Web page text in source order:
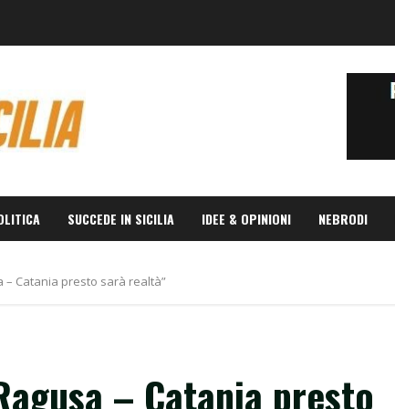
SUCCEDE IN SICILIA IDEE & OPINIONI NEBRODI
– Catania presto sarà realtà”
– Catania presto